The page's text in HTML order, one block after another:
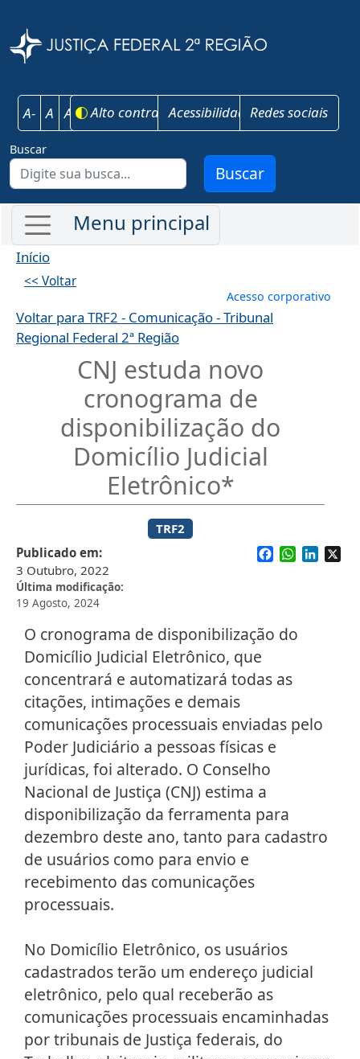
A- A A+ Alto contrasteAcessibilidadeRedes sociais
Buscar
Buscar
Início
<< Voltar
Menu de
Acesso corporativo
Voltar para TRF2 - Comunicação - Tribunal
Regional Federal 2ª Região
CNJ estuda novo
cronograma de
disponibilização do
Domicílio Judicial
Eletrônico*
TRF2
Publicado em
3 Outubro, 2022
Última modificação
19 Agosto, 2024
Facebook
WhatsApp
O cronograma de disponibilização do
Domicílio Judicial Eletrônico, que
concentrará e automatizará todas as
citações, intimações e demais
comunicações processuais enviadas pelo
Poder Judiciário a pessoas físicas e
jurídicas, foi alterado. O Conselho
Nacional de Justiça (CNJ) estima a
disponibilização da ferramenta para
dezembro deste ano, tanto para cadastro
de usuários como para envio e
recebimento das comunicações
processuais.
No Domicílio Eletrônico, os usuários
cadastrados terão um endereço judicial
eletrônico, pelo qual receberão as
comunicações processuais encaminhadas
por tribunais de Justiça federais, do